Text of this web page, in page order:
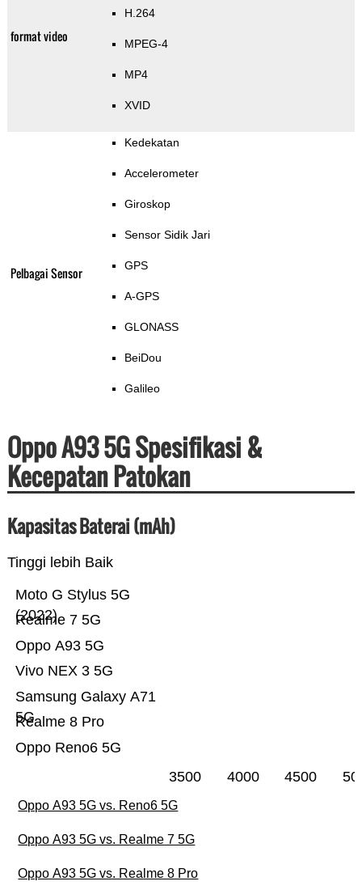
format video
H.264
MPEG-4
MP4
XVID
Pelbagai Sensor
Kedekatan
Accelerometer
Giroskop
Sensor Sidik Jari
GPS
A-GPS
GLONASS
BeiDou
Galileo
Oppo A93 5G Spesifikasi &
Kecepatan Patokan
Kapasitas Baterai (mAh)
Tinggi lebih Baik
Oppo Reno6 5G
Realme 8 Pro
Samsung Galaxy A71
5G
Vivo NEX 3 5G
Oppo A93 5G
Realme 7 5G
Moto G Stylus 5G
(2022)
3500 4000 4500
Oppo A93 5G vs. Reno6 5G
Oppo A93 5G vs. Realme 7 5G
Oppo A93 5G vs. Realme 8 Pro